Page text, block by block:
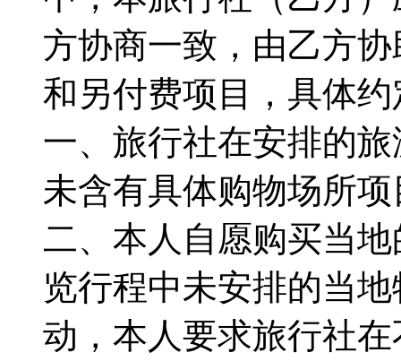
方协商一致，由乙方
和另付费项目，具体
一、旅行社在安排的
未含有具体购物场所
二、本人自愿购买当
览行程中未安排的当
动，本人要求旅行社